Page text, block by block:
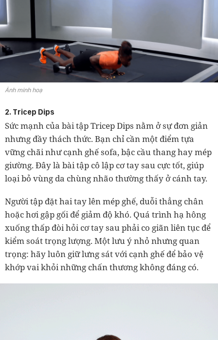
Ảnh minh hoạ
2. Tricep Dips
Sức mạnh của bài tập Tricep Dips nằm ở sự đơn giản
nhưng đầy thách thức. Bạn chỉ cần một điểm tựa
vững chãi như cạnh ghế sofa, bậc cầu thang hay mép
giường. Đây là bài tập cô lập cơ tay sau cực tốt, giúp
loại bỏ vùng da chùng nhão thường thấy ở cánh tay.
Người tập đặt hai tay lên mép ghế, duỗi thẳng chân
hoặc hơi gập gối để giảm độ khó. Quá trình hạ hông
xuống thấp đòi hỏi cơ tay sau phải co giãn liên tục để
kiểm soát trọng lượng. Một lưu ý nhỏ nhưng quan
trọng: hãy luôn giữ lưng sát với cạnh ghế để bảo vệ
khớp vai khỏi những chấn thương không đáng có.